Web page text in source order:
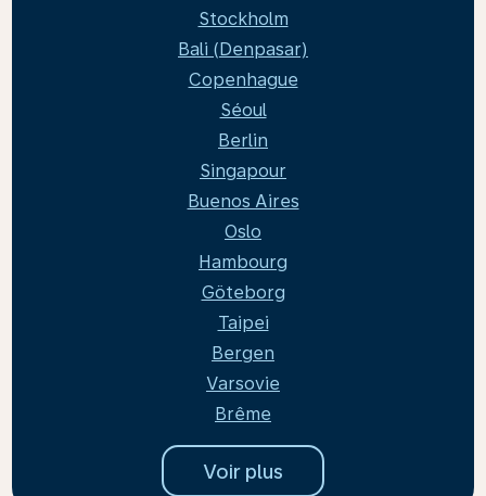
Stockholm
Bali (Denpasar)
Copenhague
Séoul
Berlin
Singapour
Buenos Aires
Oslo
Hambourg
Göteborg
Taipei
Bergen
Varsovie
Brême
Voir plus